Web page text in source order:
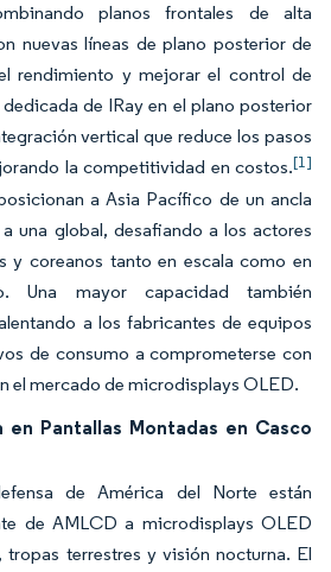
planos frontales de alta
nuevas líneas de plano posterior de
rendimiento y mejorar el control de
de IRay en el plano posterior
vertical que reduce los pasos
la competitividad en costos.[1]
a Asia Pacífico de un ancla
una global, desafiando a los actores
y coreanos tanto en escala como en
Una mayor capacidad también
a los fabricantes de equipos
de consumo a comprometerse con
el mercado de microdisplays OLED.
en Pantallas Montadas en Casco
de América del Norte están
de AMLCD a microdisplays OLED
terrestres y visión nocturna. El